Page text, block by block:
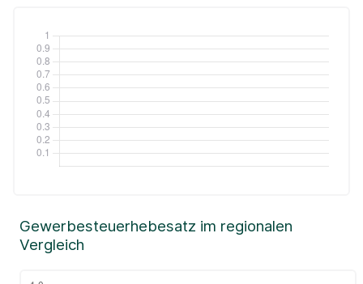
Gewerbesteuerhebesatz im regionalen
Vergleich